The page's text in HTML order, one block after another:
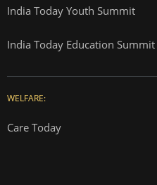
India Today Youth Summit
India Today Education Summit
WELFARE:
Care Today